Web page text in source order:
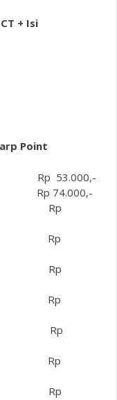
+ Isi
Point
Rp 53.000,-
Rp 74.000,-
Rp
Rp
Rp
Rp
Rp
Rp
Rp